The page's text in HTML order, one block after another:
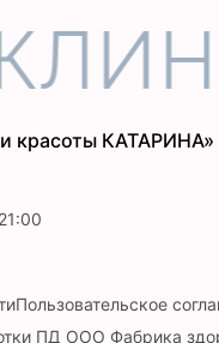
красоты КАТАРИНА»
Пользовательское
ПД ООО Фабрика